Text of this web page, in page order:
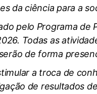
da ciência para a
pelo Programa de
Todas as
de forma
a troca de
de resultados